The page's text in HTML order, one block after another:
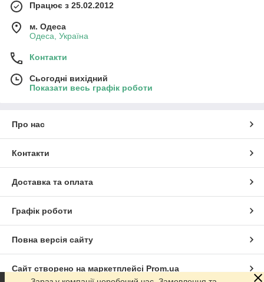
Працює з 25.02.2012
м. Одеса
Одеса, Україна
Контакти
Сьогодні вихідний
Показати весь графік роботи
Про нас
Контакти
Доставка та оплата
Графік роботи
Повна версія сайту
Сайт створено на маркетплейсі Prom.ua